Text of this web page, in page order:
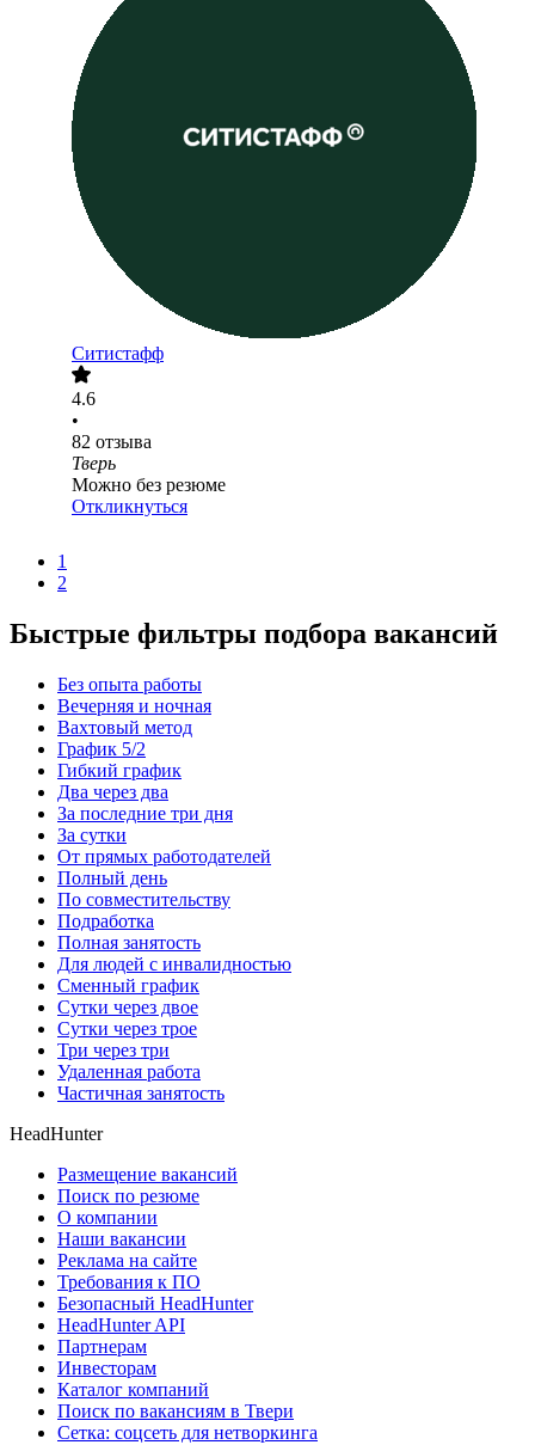
Ситистафф
4.6
•
82 отзыва
Тверь
Можно без резюме
Откликнуться
1
2
Быстрые фильтры подбора вакансий
Без опыта работы
Вечерняя и ночная
Вахтовый метод
График 5/2
Гибкий график
Два через два
За последние три дня
За сутки
От прямых работодателей
Полный день
По совместительству
Подработка
Полная занятость
Для людей с инвалидностью
Сменный график
Сутки через двое
Сутки через трое
Три через три
Удаленная работа
Частичная занятость
HeadHunter
Размещение вакансий
Поиск по резюме
О компании
Наши вакансии
Реклама на сайте
Требования к ПО
Безопасный HeadHunter
HeadHunter API
Партнерам
Инвесторам
Каталог компаний
Поиск по вакансиям в Твери
Сетка: соцсеть для нетворкинга